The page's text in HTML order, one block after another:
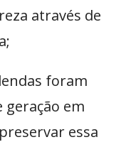
através de
foram
em
essa